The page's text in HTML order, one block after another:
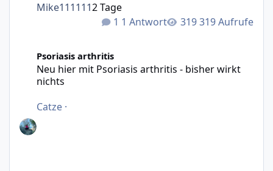
1 Antwort 319 Aufrufe
Mike1111112 Tage
Psoriasis arthritis
Neu hier mit Psoriasis arthritis - bisher wirkt
nichts
Catze ·